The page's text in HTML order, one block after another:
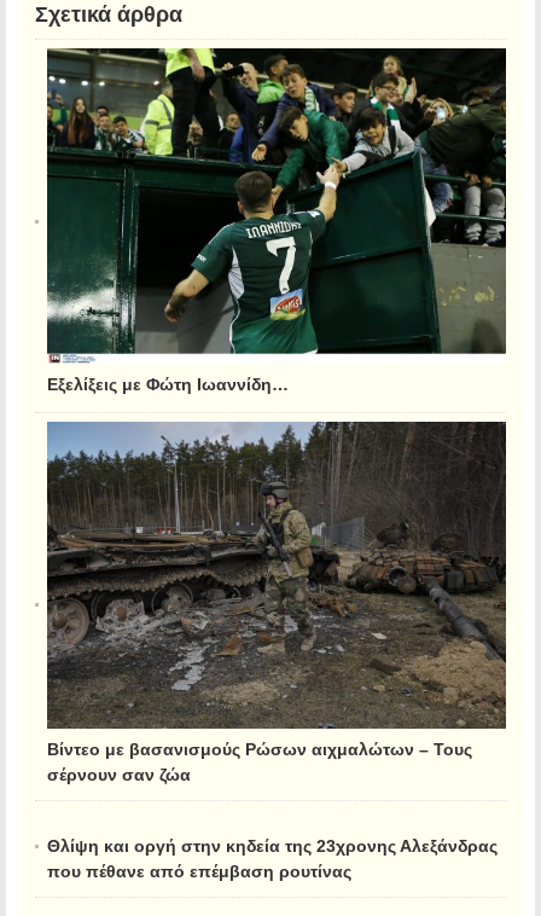
Σχετικά άρθρα
Εξελίξεις με Φώτη Ιωαννίδη…
Βίντεο με βασανισμούς Ρώσων αιχμαλώτων – Τους
σέρνουν σαν ζώα
Θλίψη και οργή στην κηδεία της 23χρονης Αλεξάνδρας
που πέθανε από επέμβαση ρουτίνας